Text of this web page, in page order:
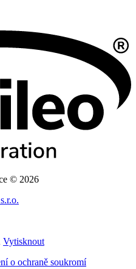
© 2026
Vytisknout
o ochraně soukromí